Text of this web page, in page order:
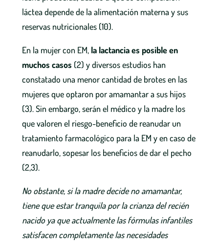
láctea depende de la alimentación materna y sus
reservas nutricionales (10).
En la mujer con EM, la lactancia es posible en
muchos casos (2) y diversos estudios han
constatado una menor cantidad de brotes en las
mujeres que optaron por amamantar a sus hijos
(3). Sin embargo, serán el médico y la madre los
que valoren el riesgo-beneficio de reanudar un
tratamiento farmacológico para la EM y en caso de
reanudarlo, sopesar los beneficios de dar el pecho
(2,3).
No obstante, si la madre decide no amamantar,
tiene que estar tranquila por la crianza del recién
nacido ya que actualmente las fórmulas infantiles
satisfacen completamente las necesidades